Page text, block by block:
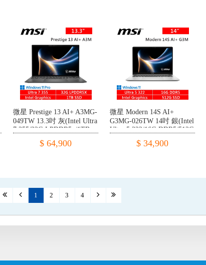
微星 Prestige 13 AI+ A3MG-
049TW 13.3吋 灰(Intel Ultra
7 355/32G LPDDR5x/1TB
$ 64,900
微星 Modern 14S AI+
G3MG-026TW 14吋 銀(Intel
Ultra 5 322/16G DDR5/512G
$ 34,900
1 2 3 4